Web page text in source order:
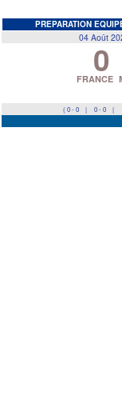
PREPARATION
04 Août
0
FRANCE
( 0 - 0 | 0 - 0 |